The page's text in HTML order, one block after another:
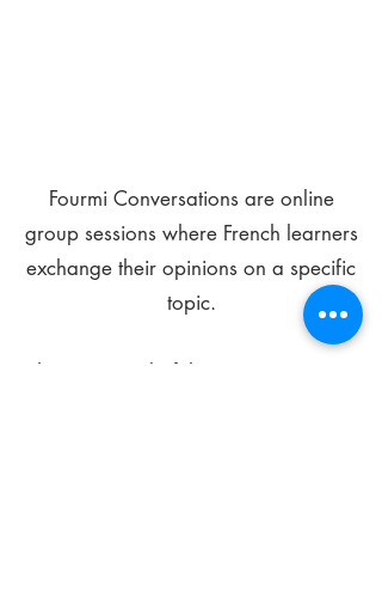
Fourmi Conversations are online
group sessions where French learners
exchange their opinions on a specific
topic.
The main goal of these meetings is to